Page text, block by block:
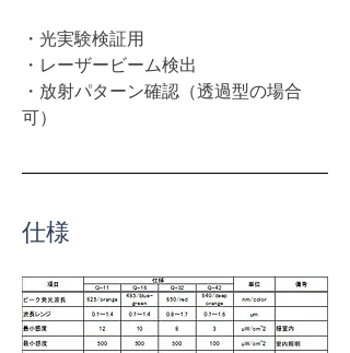
・光実験検証用
・レーザービーム検出
・放射パターン確認（透過型の場合
可）
仕様